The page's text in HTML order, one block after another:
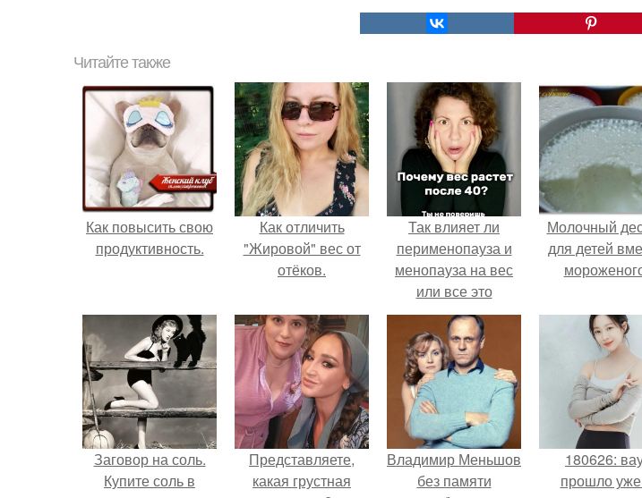
Читайте также
Как повысить свою
продуктивность.
Как отличить
"Жировой" вес от
отёков.
Так влияет ли
перименопауза и
менопауза на вес
или все это
ерунда?
Молочный
для детей
Заговор на соль.
Купите соль в
Представляете,
какая грустная
Владимир Меньшов
без памяти
180626:
прошло